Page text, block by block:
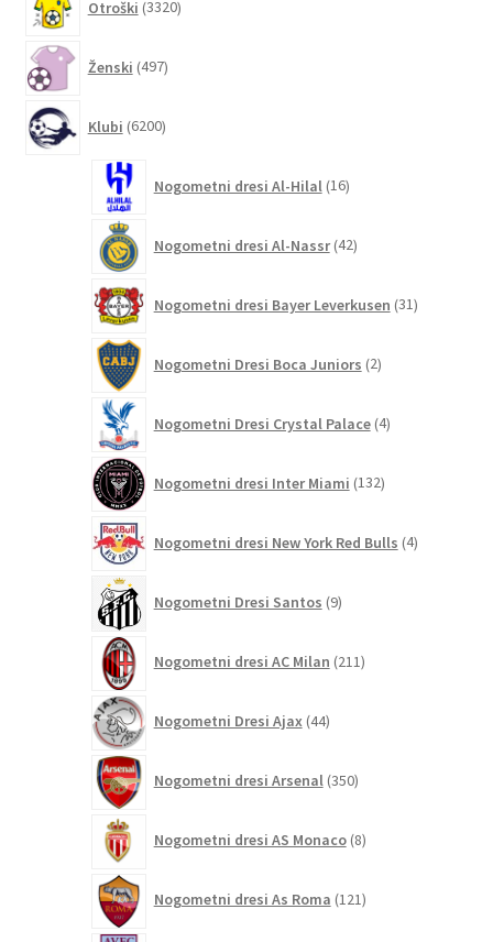
Otroški 3320izdelkov
Ženski 497izdelkov
Klubi 6200izdelkov
Nogometni dresi Al-Hilal 16izdelkov
Nogometni dresi Al-Nassr 42izdelkov
Nogometni dresi Bayer Leverkusen 31izdelkov
Nogometni Dresi Boca Juniors 2izdelka
Nogometni Dresi Crystal Palace 4izdelki
Nogometni dresi Inter Miami 132izdelkov
Nogometni dresi New York Red Bulls 4izdelki
Nogometni Dresi Santos 9izdelkov
Nogometni dresi AC Milan 211izdelkov
Nogometni Dresi Ajax 44izdelkov
Nogometni dresi Arsenal 350izdelkov
Nogometni dresi AS Monaco 8izdelkov
Nogometni dresi As Roma 121izdelkov